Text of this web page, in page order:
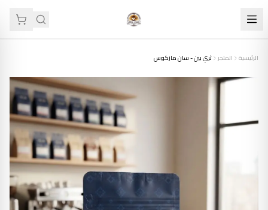
الرئيسية المتجر ثري بين - سان ماركوس